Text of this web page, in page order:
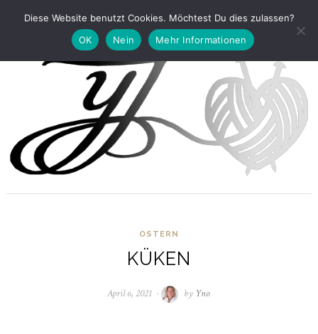
OSTERN
KÜKEN
April 6, 2021 Juni
by Yno
Diese Website benutzt Cookies. Möchtest Du dies zulassen?
OK
Nein Mehr Informationen